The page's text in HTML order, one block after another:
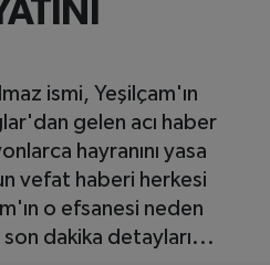
ismi, Yeşilçam'ın
gelen acı haber
hayranını yasa
vefat haberi herkesi
o efsanesi neden
son dakika detayları...